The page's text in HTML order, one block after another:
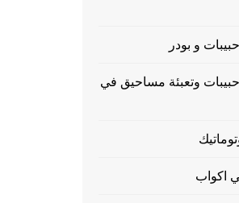
و بودر
وتعبئة مساحيق في
اكواب